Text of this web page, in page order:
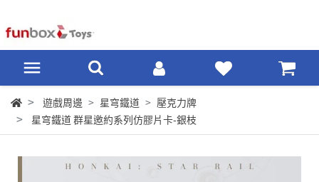
遊戲周邊 星穹鐵道
壓克力牌
星穹鐵道 群星邀約系列仿膠片卡-銀枝